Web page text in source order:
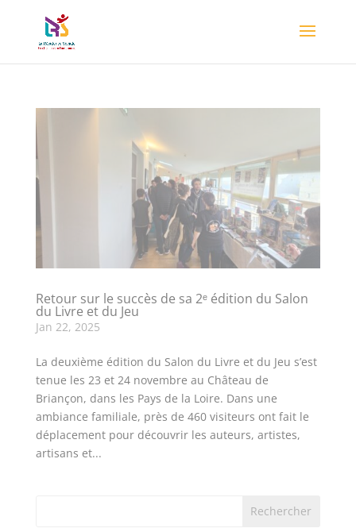
Retour sur le succès de sa 2ᵉ édition du Salon
du Livre et du Jeu
Jan 22, 2025
La deuxième édition du Salon du Livre et du Jeu s’est
tenue les 23 et 24 novembre au Château de
Briançon, dans les Pays de la Loire. Dans une
ambiance familiale, près de 460 visiteurs ont fait le
déplacement pour découvrir les auteurs, artistes,
artisans et...